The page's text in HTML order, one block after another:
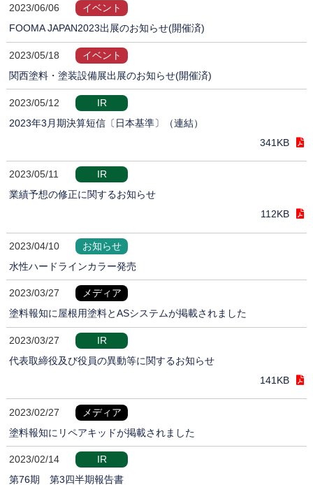
2023/06/06
イベント
FOOMA JAPAN2023出展のお知らせ(開催済)
2023/05/18
イベント
関西塗料・塗装設備展出展のお知らせ(開催済)
2023/05/12
IR
2023年3月期決算短信〔日本基準〕（連結）
341KB
2023/05/11
IR
業績予想の修正に関するお知らせ
112KB
2023/04/10
お知らせ
水性ハードラインカラー発売
2023/03/27
メディア
塗料報知に屋根用塗料とASシステムが掲載されました
2023/03/27
IR
代表取締役及び役員の異動等に関するお知らせ
141KB
2023/02/27
メディア
塗料報知にリペアキッドが掲載されました
2023/02/14
IR
第76期 第3四半期報告書